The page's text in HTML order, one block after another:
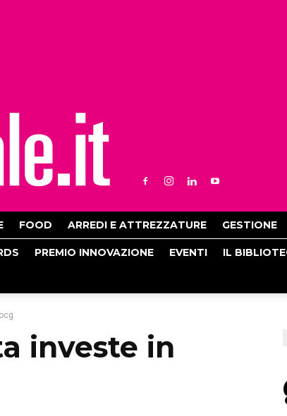
FOOD ARREDI E ATTREZZATURE GESTIONE
PREMIO INNOVAZIONE EVENTI IL
investe in